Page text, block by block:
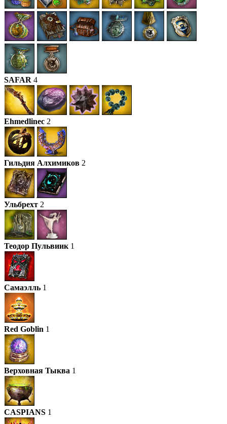
SAFAR 4
Ehmedlinec 2
Гильдия Алхимиков 2
Ульбрехт 2
Теодор Пульвиик 1
Самаэлль 1
Red Goblin 1
Верховная Тыква 1
CASPIANS 1